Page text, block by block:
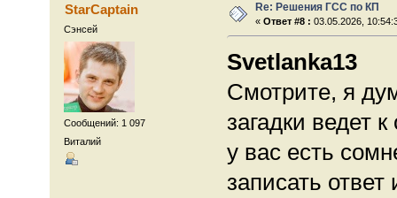
StarCaptain
Сэнсей
Сообщений: 1 097
Виталий
Re: Решения ГСС по КП
«Ответ #8 : 03.05.2026,
Svetlanka13
Смотрите, я
загадки ведет
у вас есть
записать